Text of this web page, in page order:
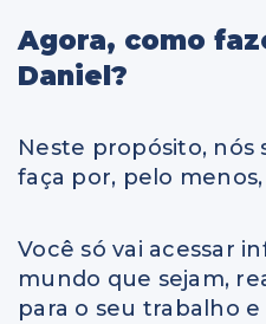
Agora, como
Daniel?
Neste propósito, nós
faça por, pelo menos,
Você só vai acessar
mundo que sejam,
para o seu trabalho